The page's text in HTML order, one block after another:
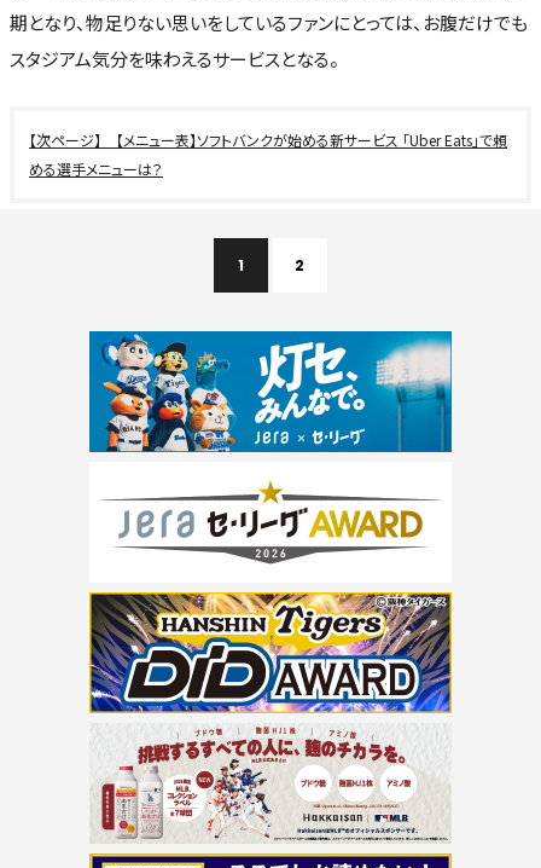
期となり、物足りない思いをしているファンにとっては、お腹だけでも
スタジアム気分を味わえるサービスとなる。
【メニュー表】ソフトバンクが始める新サービス 「Uber Eats」で頼
める選手メニューは？
1 2